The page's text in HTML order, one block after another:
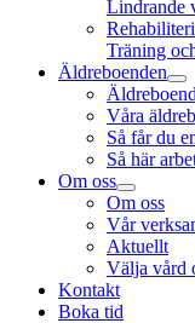
Lindrande
Träning
Äldreboenden
Våra
Så får du
Så här
Om oss
Om oss
Vår
Aktuellt
Välja vård
Kontakt
Boka tid